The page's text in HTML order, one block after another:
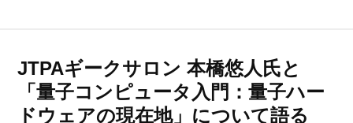
JTPAギークサロン 本橋悠人氏と
「量子コンピュータ入門：量子ハー
ドウェアの現在地」について語る